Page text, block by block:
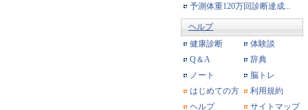
予測体重120万回診断達成...
ヘルプ
健康診断
体験談
Q＆A
辞典
ノート
脳トレ
はじめての方
利用規約
ヘルプ
サイトマップ